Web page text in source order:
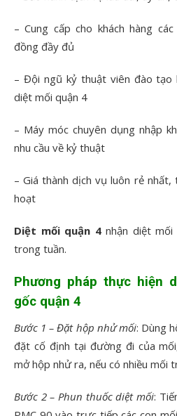
– Cung cấp cho khách hàng
đồng đầy đủ
– Đội ngũ kỷ thuật viên đào tạo
diệt mối quận 4
– Máy móc chuyên dụng nhập
nhu cầu về kỷ thuật
– Giá thành dịch vụ luôn rẻ nhất,
hoạt
Diệt mối quận 4nhận diệt mối
trong tuần.
Phương pháp thực hiện
gốc quận 4
Bước 1 – Đặt hộp nhử mối: Dùng
đặt cố định tại đường đi của
mở hộp nhử ra, nếu có nhiều mối
Bước 2 – Phun thuốc diệt mối: